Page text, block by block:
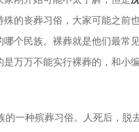
殊的丧葬习俗，大家可能之前
哪个民族。裸葬就是他们最常
是万万不能实行裸葬的，和小
一种殡葬习俗。人死后，脱